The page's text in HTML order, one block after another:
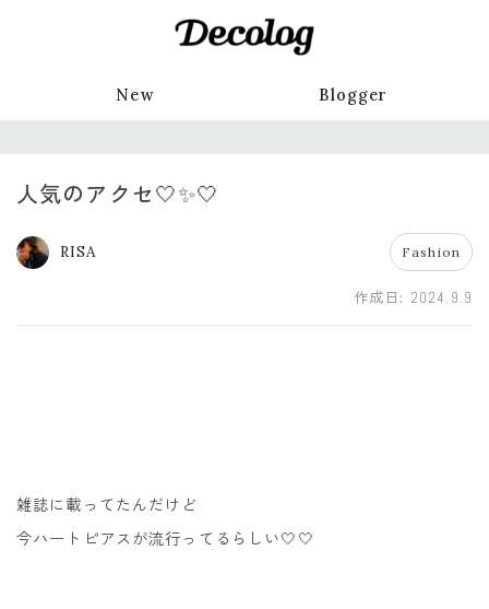
New Blogger
人気のアクセ🤍✨🤍
RISA Fashion
作成日: 2024.9.9
雑誌に載ってたんだけど
今ハートピアスが流行ってるらしい🤍🤍